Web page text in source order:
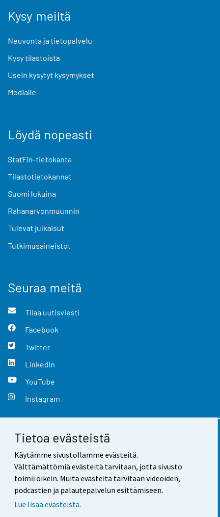
Tietoa evästeistä
Käytämme sivustollamme evästeitä.
Välttämättömiä evästeitä tarvitaan, jotta sivusto
toimii oikein. Muita evästeitä tarvitaan videoiden,
podcastien ja palautepalvelun esittämiseen.
Lue lisää evästeistä.
Kysy meiltä
Neuvonta ja tietopalvelu
Kysy tilastoista
Usein kysytyt kysymykset
Medialle
Löydä nopeasti
StatFin-tietokanta
Tilastotietokannat
Suomi lukuina
Rahanarvonmuunnin
Tulevat julkaisut
Tutkimusaineistot
Seuraa meitä
Tilaa uutisviesti
Facebook
Twitter
LinkedIn
YouTube
Instagram
Yhteystiedot
Palaute
Käyttöehdot